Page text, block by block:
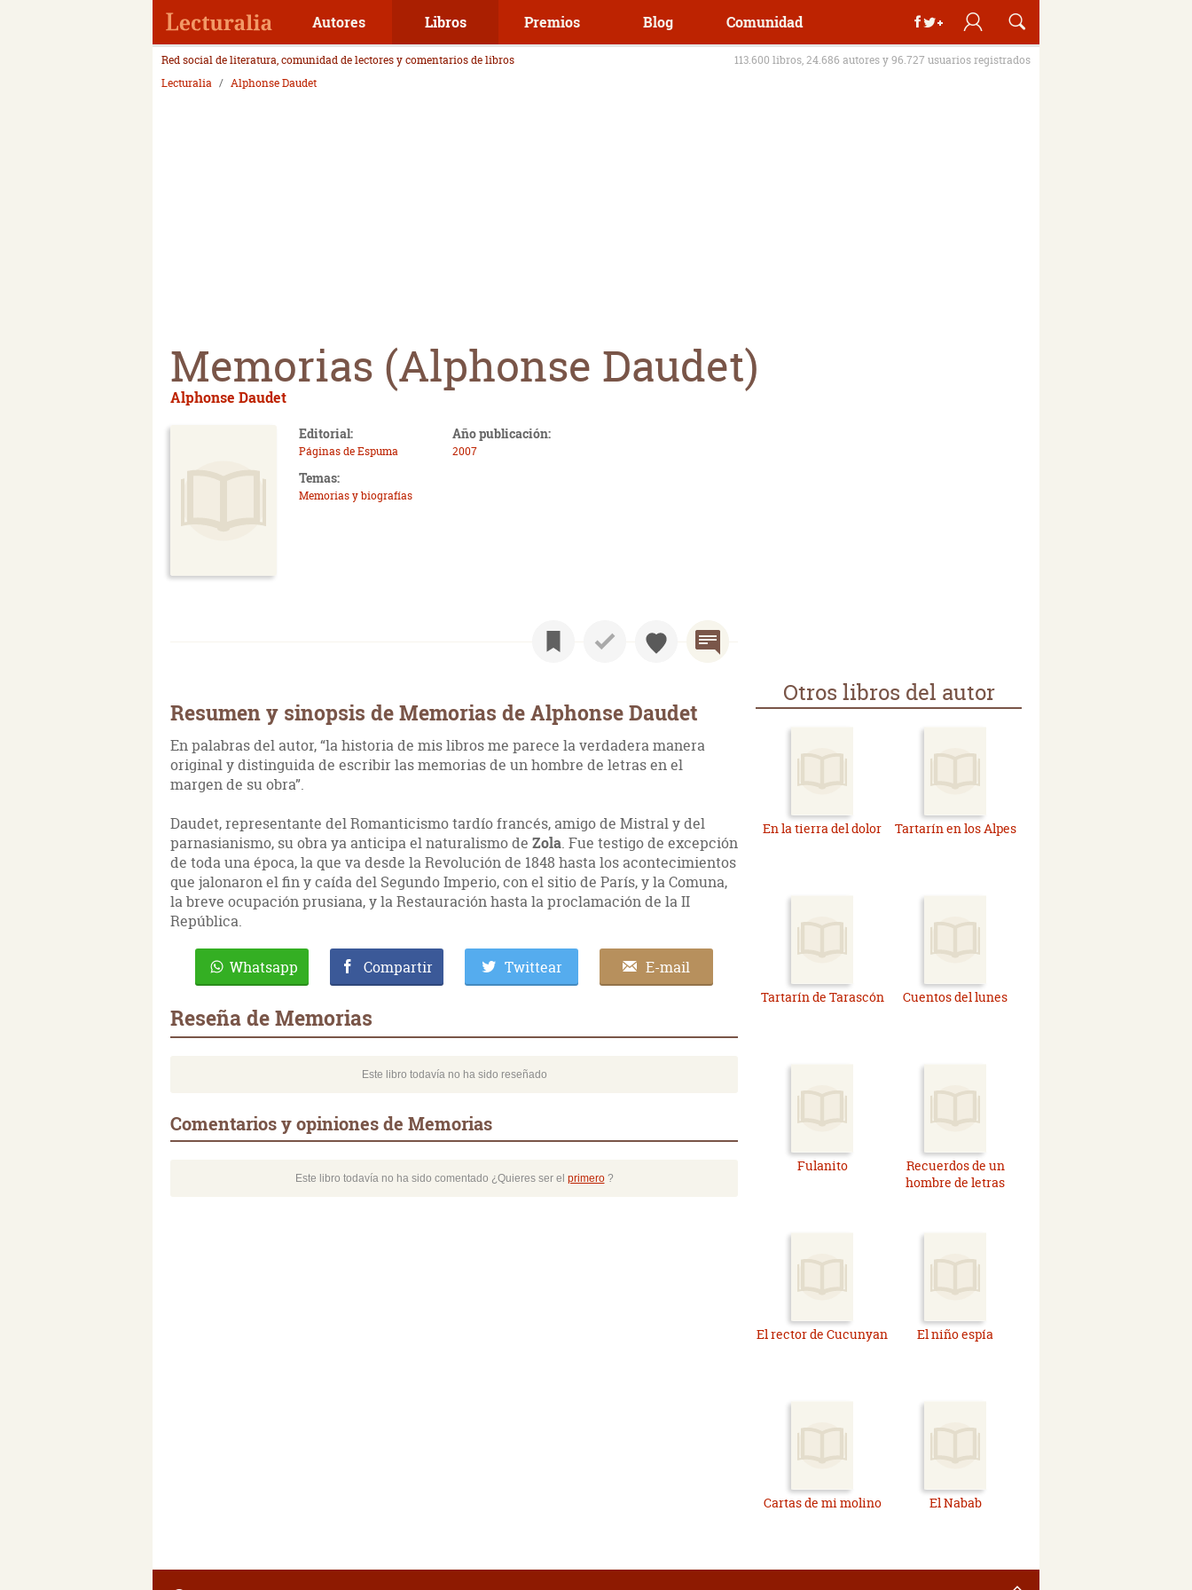
Autores Libros Premios Blog Comunidad
Red social de literatura, comunidad de lectores y comentarios de libros
113.600 libros, 24.686 autores y 96.727 usuarios registrados
Lecturalia
Alphonse Daudet
Memorias (Alphonse Daudet)
Alphonse Daudet
Editorial:
Páginas de Espuma
Año publicación:
2007
Temas:
Memorias y biografías
Resumen y sinopsis de Memorias de Alphonse Daudet
En palabras del autor, “la historia de mis libros me parece la verdadera manera
original y distinguida de escribir las memorias de un hombre de letras en el
margen de su obra”.
Daudet, representante del Romanticismo tardío francés, amigo de Mistral y del
parnasianismo, su obra ya anticipa el naturalismo de Zola. Fue testigo de excepción
de toda una época, la que va desde la Revolución de 1848 hasta los acontecimientos
que jalonaron el fin y caída del Segundo Imperio, con el sitio de París, y la Comuna,
la breve ocupación prusiana, y la Restauración hasta la proclamación de la II
República.
Whatsapp Compartir Twittear E-mail
Reseña de Memorias
Este libro todavía no ha sido reseñado
Comentarios y opiniones de Memorias
Este libro todavía no ha sido comentado ¿Quieres ser el primero?
Otros libros del autor
En la tierra del dolor Tartarín en los Alpes
Tartarín de Tarascón Cuentos del lunes
Fulanito
Recuerdos de un
hombre de letras
El rector de Cucunyan El niño espía
Cartas de mi molino El Nabab